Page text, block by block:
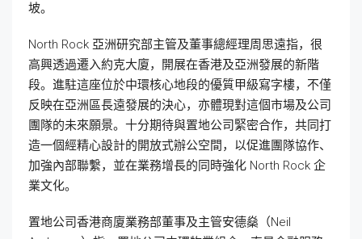
坡。
North Rock 亞洲研究部主管及董事總經理周思遠指，很
高興透過遷入約克大廈，開展在香港及亞洲發展的新階
段。進駐這座位於中環核心地段的優質甲級寫字樓，不僅
反映在亞洲區長遠發展的決心，亦體現對這個市場及公司
團隊的未來願景。十分期待與置地公司緊密合作，共同打
造一個經精心設計的開放式辦公空間，以促進團隊協作、
加強內部聯繫，並在業務增長的同時強化 North Rock 企
業文化。
置地公司香港商廈業務部董事及主管安德燊（Neil